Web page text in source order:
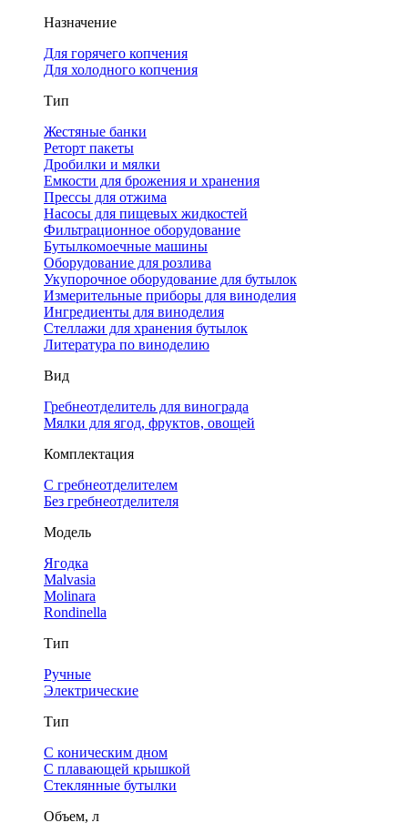
Назначение
Для горячего копчения
Для холодного копчения
Тип
Жестяные банки
Реторт пакеты
Дробилки и мялки
Емкости для брожения и хранения
Прессы для отжима
Насосы для пищевых жидкостей
Фильтрационное оборудование
Бутылкомоечные машины
Оборудование для розлива
Укупорочное оборудование для бутылок
Измерительные приборы для виноделия
Ингредиенты для виноделия
Стеллажи для хранения бутылок
Литература по виноделию
Вид
Гребнеотделитель для винограда
Мялки для ягод, фруктов, овощей
Комплектация
С гребнеотделителем
Без гребнеотделителя
Модель
Ягодка
Malvasia
Molinara
Rondinella
Тип
Ручные
Электрические
Тип
С коническим дном
С плавающей крышкой
Стеклянные бутылки
Объем, л